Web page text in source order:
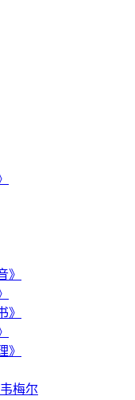
》
》
》
梅尔